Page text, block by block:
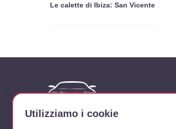
Le calette di Ibiza: San Vicente
Azienda dedicata al noleggio di veicoli
Utilizziamo i cookie